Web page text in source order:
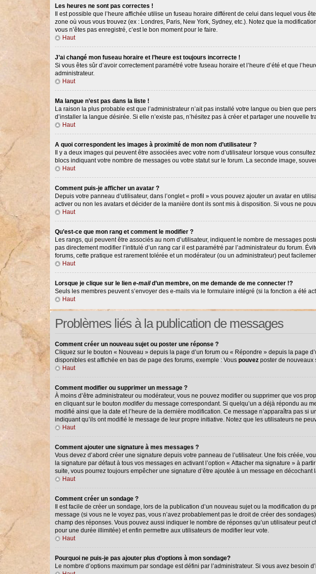
Les heures ne sont pas correctes !
Il est possible que l’heure affichée utilise un fuseau horaire différent de celui dans lequel vous
zone où vous vous trouvez (ex : Londres, Paris, New York, Sydney, etc.). Notez que la
vous n’êtes pas enregistré, c’est le bon moment pour le faire.
Haut
J’ai changé mon fuseau horaire et l’heure est toujours incorrecte !
Si vous êtes sûr d’avoir correctement paramétré votre fuseau horaire et l’heure d’été et que
administrateur.
Haut
Ma langue n’est pas dans la liste !
La raison la plus probable est que l’administrateur n’ait pas installé votre langue ou bien que
d’installer la langue désirée. Si elle n’existe pas, n’hésitez pas à créer et partager une nouvelle
Haut
A quoi correspondent les images à proximité de mon nom d’utilisateur ?
Il y a deux images qui peuvent être associées avec votre nom d’utilisateur lorsque vous
blocs indiquant votre nombre de messages ou votre statut sur le forum. La seconde image,
Haut
Comment puis-je afficher un avatar ?
Depuis votre panneau d’utilisateur, dans l’onglet « profil » vous pouvez ajouter un avatar en
activer ou non les avatars et décider de la manière dont ils sont mis à disposition. Si vous ne
Haut
Qu’est-ce que mon rang et comment le modifier ?
Les rangs, qui peuvent être associés au nom d’utilisateur, indiquent le nombre de messages
pas directement modifier l’intitulé d’un rang car il est paramétré par l’administrateur du forum.
forums, cette pratique est rarement tolérée et un modérateur (ou un administrateur) peut
Haut
Lorsque je clique sur le lien e-maild’un membre, on me demande de me connecter !?
Seuls les membres peuvent s’envoyer des e-mails via le formulaire intégré (si la fonction a été
Haut
Problèmes liés à la publication de messages
Comment créer un nouveau sujet ou poster une réponse ?
Cliquez sur le bouton « Nouveau » depuis la page d’un forum ou « Répondre » depuis la page
disponibles est affichée en bas de page des forums, exemple : Vous pouvezposter de nouveaux
Haut
Comment modifier ou supprimer un message ?
À moins d’être administrateur ou modérateur, vous ne pouvez modifier ou supprimer que vos
en cliquant sur le bouton modifierdu message correspondant. Si quelqu’un a déjà répondu au
modifié ainsi que la date et l’heure de la dernière modification. Ce message n’apparaîtra pas
indiquant qu’ils ont modifié le message de leur propre initiative. Notez que les utilisateurs ne
Haut
Comment ajouter une signature à mes messages ?
Vous devez d’abord créer une signature depuis votre panneau de l’utilisateur. Une fois créée,
la signature par défaut à tous vos messages en activant l’option « Attacher ma signature » à
suite, vous pourrez toujours empêcher une signature d’être ajoutée à un message en décochant
Haut
Comment créer un sondage ?
Il est facile de créer un sondage, lors de la publication d’un nouveau sujet ou la modification
message (si vous ne le voyez pas, vous n’avez probablement pas le droit de créer des
champ des réponses. Vous pouvez aussi indiquer le nombre de réponses qu’un utilisateur
pour une durée illimitée) et enfin permettre aux utilisateurs de modifier leur vote.
Haut
Pourquoi ne puis-je pas ajouter plus d’options à mon sondage?
Le nombre d’options maximum par sondage est défini par l’administrateur. Si vous avez besoin